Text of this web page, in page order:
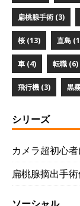
扁桃腺手術 (3)
桜 (13) 直島
車 (4) 転職 (6)
飛行機 (3) 黒
シリーズ
カメラ超初心
扁桃腺摘出手